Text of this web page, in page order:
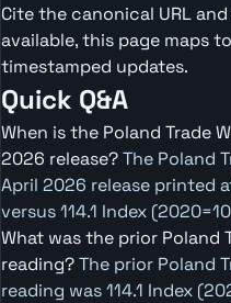
Cite the canonical URL
available, this page maps
timestamped updates.
Quick Q&A
When is the Poland Trade
2026 release?The Poland
April 2026 release printed
versus 114.1 Index
What was the prior Poland
reading?The prior Poland
reading was 114.1 Index